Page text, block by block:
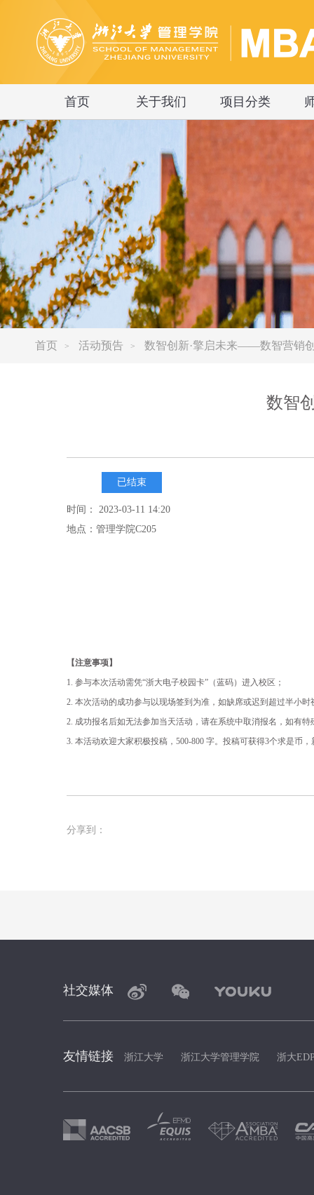
首页 关于我们 项目分类
首页 > 活动预告 > 数智创新·擎启未来——数智营销
数智
已结束
时间： 2023-03-11 14:20
地点：管理学院C205
【注意事项】
1. 参与本次活动需凭“浙大电子校园卡”（蓝码）进入校区；
2. 本次活动的成功参与以现场签到为准，如缺席或迟到超过半小时
2. 成功报名后如无法参加当天活动，请在系统中取消报名，如有
3. 本活动欢迎大家积极投稿，500-800 字。投稿可获得3个求是币
分享到：
社交媒体
友情链接 浙江大学 浙江大学管理学院 浙大